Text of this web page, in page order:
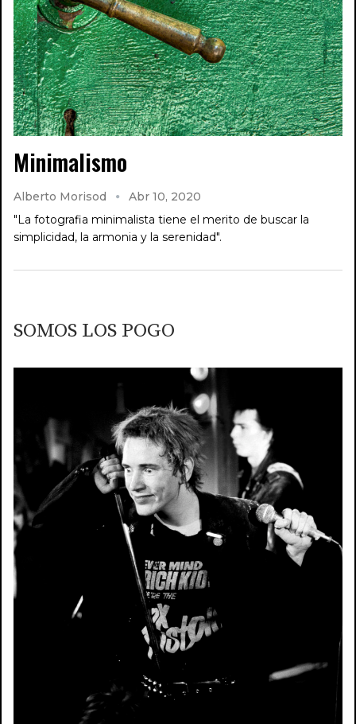
Minimalismo
Alberto Morisod
Abr 10, 2020
"La fotografia minimalista tiene el merito de buscar la
simplicidad, la armonia y la serenidad".
SOMOS LOS POGO